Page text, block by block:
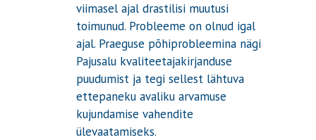
viimasel ajal drastilisi muutusi
toimunud. Probleeme on olnud igal
ajal. Praeguse põhiprobleemina nägi
Pajusalu kvaliteetajakirjanduse
puudumist ja tegi sellest lähtuva
ettepaneku avaliku arvamuse
kujundamise vahendite
ülevaatamiseks.